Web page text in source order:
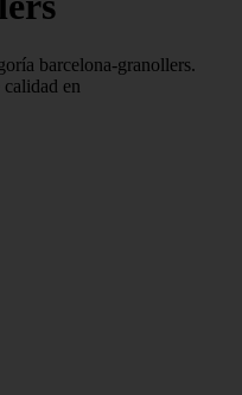
barcelona-granollers.
en